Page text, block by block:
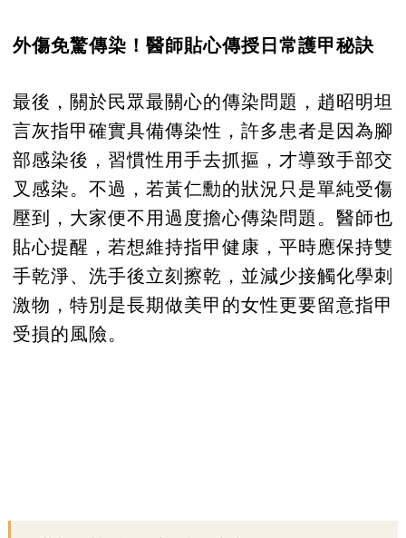
外傷免驚傳染！醫師貼心傳授日常護甲秘訣
最後，關於民眾最關心的傳染問題，趙昭明坦
言灰指甲確實具備傳染性，許多患者是因為腳
部感染後，習慣性用手去抓摳，才導致手部交
叉感染。不過，若黃仁勳的狀況只是單純受傷
壓到，大家便不用過度擔心傳染問題。醫師也
貼心提醒，若想維持指甲健康，平時應保持雙
手乾淨、洗手後立刻擦乾，並減少接觸化學刺
激物，特別是長期做美甲的女性更要留意指甲
受損的風險。